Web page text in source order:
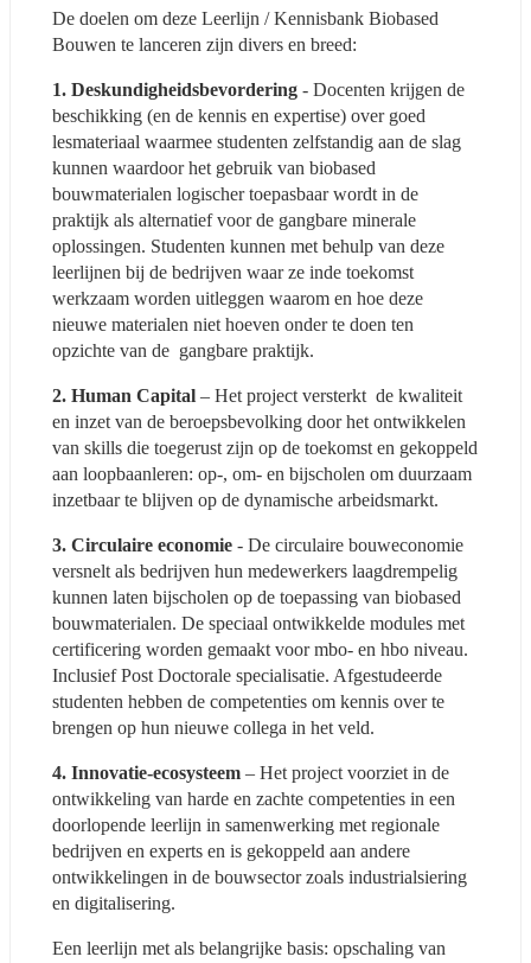
De doelen om deze Leerlijn / Kennisbank Biobased
Bouwen te lanceren zijn divers en breed:
1. Deskundigheidsbevordering - Docenten krijgen de
beschikking (en de kennis en expertise) over goed
lesmateriaal waarmee studenten zelfstandig aan de slag
kunnen waardoor het gebruik van biobased
bouwmaterialen logischer toepasbaar wordt in de
praktijk als alternatief voor de gangbare minerale
oplossingen. Studenten kunnen met behulp van deze
leerlijnen bij de bedrijven waar ze inde toekomst
werkzaam worden uitleggen waarom en hoe deze
nieuwe materialen niet hoeven onder te doen ten
opzichte van de  gangbare praktijk.
2. Human Capital – Het project versterkt  de kwaliteit
en inzet van de beroepsbevolking door het ontwikkelen
van skills die toegerust zijn op de toekomst en gekoppeld
aan loopbaanleren: op-, om- en bijscholen om duurzaam
inzetbaar te blijven op de dynamische arbeidsmarkt.
3. Circulaire economie - De circulaire bouweconomie
versnelt als bedrijven hun medewerkers laagdrempelig
kunnen laten bijscholen op de toepassing van biobased
bouwmaterialen. De speciaal ontwikkelde modules met
certificering worden gemaakt voor mbo- en hbo niveau.
Inclusief Post Doctorale specialisatie. Afgestudeerde
studenten hebben de competenties om kennis over te
brengen op hun nieuwe collega in het veld.
4. Innovatie-ecosysteem – Het project voorziet in de
ontwikkeling van harde en zachte competenties in een
doorlopende leerlijn in samenwerking met regionale
bedrijven en experts en is gekoppeld aan andere
ontwikkelingen in de bouwsector zoals industrialsiering
en digitalisering.
Een leerlijn met als belangrijke basis: opschaling van